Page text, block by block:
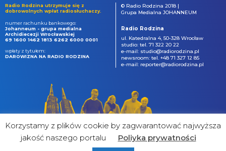
Radio Rodzina utrzymuje się z
dobrowolnych wpłat radiosłuchaczy.
numer rachunku bankowego:
Johanneum - grupa medialna
Archidiecezji Wrocławskiej
69 1600 1462 1813 6262 6000 0001
wpłaty z tytułem:
DAROWIZNA NA RADIO RODZINA
© Radio Rodzina 2018 |
Grupa Medialna JOHANNEUM
Radio Rodzina
ul. Katedralna 4, 50-328 Wrocław
studio: tel. 71 322 20 22
e-mail: studio@radiorodzina.pl
newsroom: tel. +48 71 327 12 85
e-mail: reporter@radiorodzina.pl
Korzystamy z plików cookie by zagwarantować najwyższa
jakość naszego portalu
Poliyka prywatności